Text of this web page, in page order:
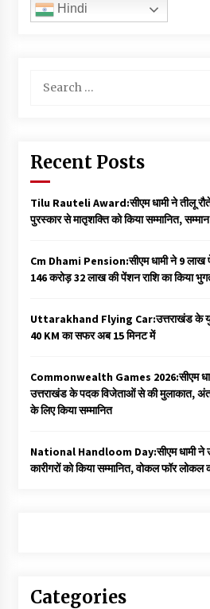
Hindi
for:
Recent Posts
Tilu Rauteli Award:सीएम धामी ने तीलू
पुरस्कार से मातृशक्ति को किया सम्मानित, सम्मान
Cm Dhami Pension:सीएम धामी ने 9 लाख
146 करोड़ 32 लाख की पेंशन राशि का किया
Uttarakhand Flying Car:उत्तराखंड के
40 KM का सफर अब 15 मिनट में
Commonwealth Games 2026:सीएम
उत्तराखंड के पदक विजेताओं से की मुलाकात,
के लिए किया सम्मानित
National Handloom Day:सीएम धामी ने
कारीगरों को किया सम्मानित, वोकल फॉर लोकल
Categories